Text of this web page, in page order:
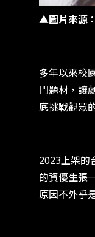
▲圖片來源
多年以來校
門題材，讓
底挑戰觀眾
2023上架的
的資優生張
原因不外乎